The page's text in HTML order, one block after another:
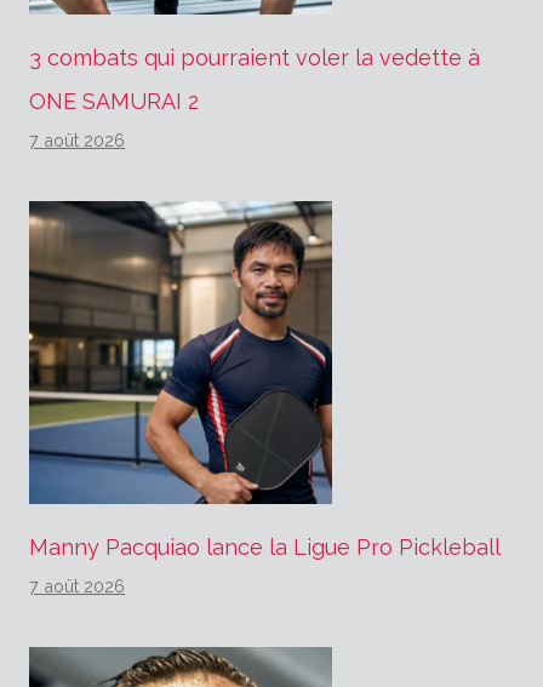
3 combats qui pourraient voler la vedette à
ONE SAMURAI 2
7 août 2026
Manny Pacquiao lance la Ligue Pro Pickleball
7 août 2026